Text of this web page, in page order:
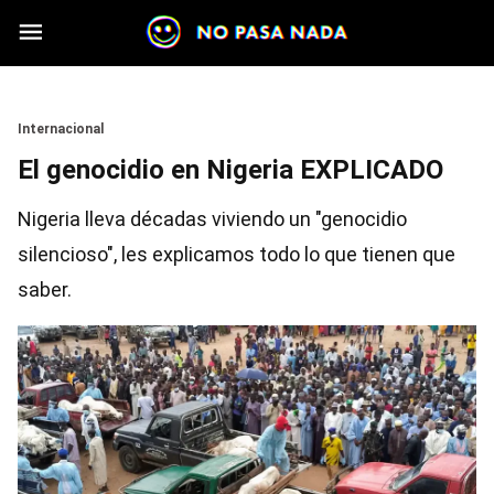
Skip to main content
Section
Internacional
El genocidio en Nigeria EXPLICADO
Nigeria lleva décadas viviendo un "genocidio
silencioso", les explicamos todo lo que tienen que
saber.
Image
Image